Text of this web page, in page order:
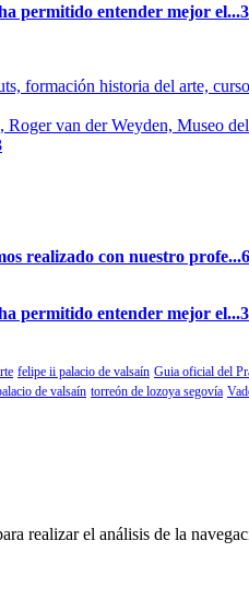
permitido entender mejor el...
realizado con nuestro profe...
permitido entender mejor el...
felipe ii palacio de valsaín Guia oficial del
de valsaín torreón de lozoya segovía
realizar el análisis de la